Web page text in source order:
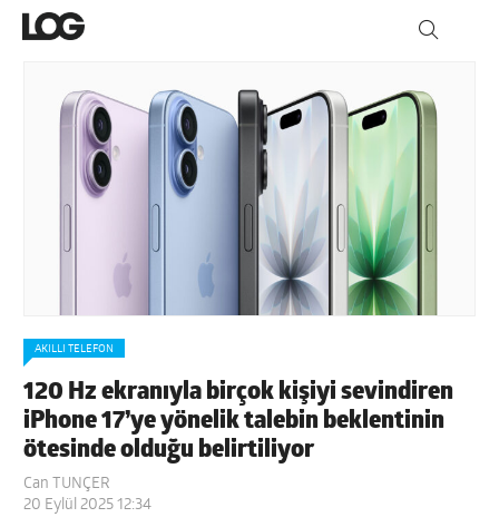
AKILLI TELEFON
120 Hz ekranıyla birçok kişiyi sevindiren
iPhone 17’ye yönelik talebin beklentinin
ötesinde olduğu belirtiliyor
Can TUNÇER
20 Eylül 2025 12:34